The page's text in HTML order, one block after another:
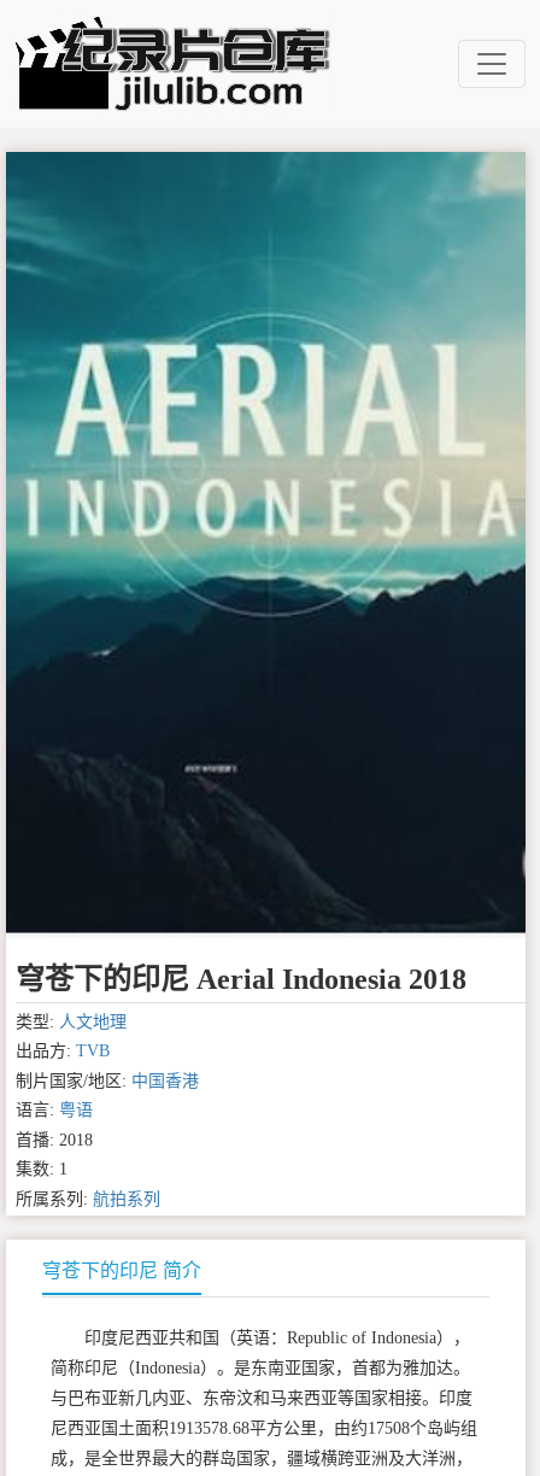
穹苍下的印尼 Aerial Indonesia 2018
类型: 人文地理
出品方: TVB
制片国家/地区: 中国香港
语言: 粤语
首播: 2018
集数: 1
所属系列: 航拍系列
穹苍下的印尼 简介
印度尼西亚共和国（英语：Republic of Indonesia），
简称印尼（Indonesia）。是东南亚国家，首都为雅加达。
与巴布亚新几内亚、东帝汶和马来西亚等国家相接。印度
尼西亚国土面积1913578.68平方公里，由约17508个岛屿组
成，是全世界最大的群岛国家，疆域横跨亚洲及大洋洲，